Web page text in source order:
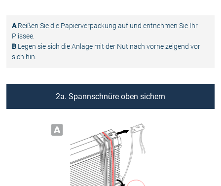
AReißen Sie die Papierverpackung auf und entnehmen Sie Ihr
Plissee.
B Legen sie sich die Anlage mit der Nut nach vorne zeigend vor
sich hin.
2a. Spannschnüre oben sichern